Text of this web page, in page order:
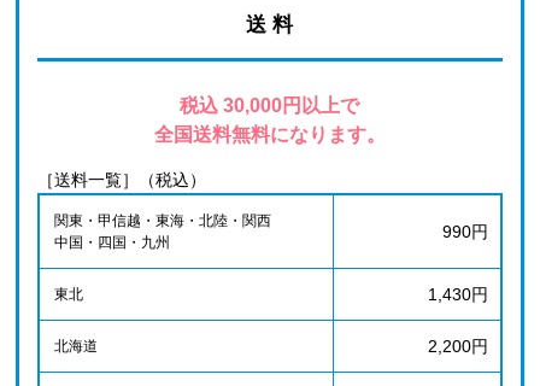
送 料
税込 30,000円以上で
全国送料無料になります。
［送料一覧］（税込）
関東・甲信越・東海・北陸・関西
中国・四国・九州
990円
東北 1,430円
北海道 2,200円